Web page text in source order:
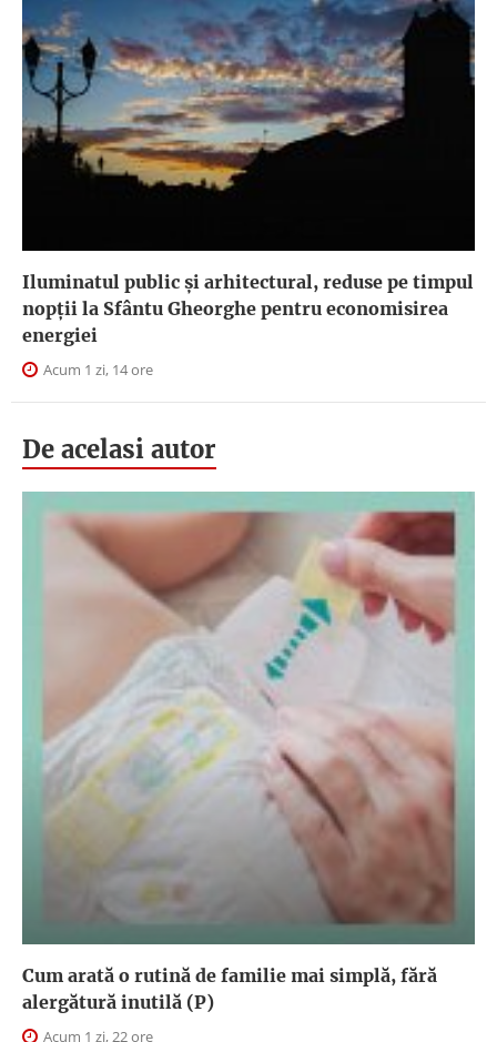
Iluminatul public şi arhitectural, reduse pe timpul
nopţii la Sfântu Gheorghe pentru economisirea
energiei
Acum 1 zi, 14 ore
De acelasi autor
Cum arată o rutină de familie mai simplă, fără
alergătură inutilă (P)
Acum 1 zi, 22 ore